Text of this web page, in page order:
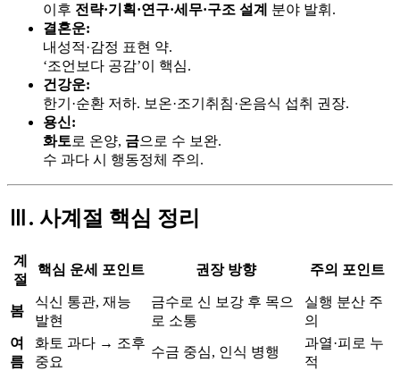
이후 전략·기획·연구·세무·구조 설계
분야 발휘.
결혼운:
내성적·감정 표현 약.
‘조언보다 공감’이 핵심.
건강운:
한기·순환 저하. 보온·조기취침·온음식 섭취 권장.
용신:
화토로 온양, 금으로 수 보완.
수 과다 시 행동정체 주의.
Ⅲ. 사계절 핵심 정리
계
절
핵심 운세 포인트 권장 방향 주의 포인트
봄
식신 통관, 재능
발현
금수로 신 보강 후 목으
로 소통
실행 분산 주
의
여
름
화토 과다 → 조후
중요
수금 중심, 인식 병행
과열·피로 누
적